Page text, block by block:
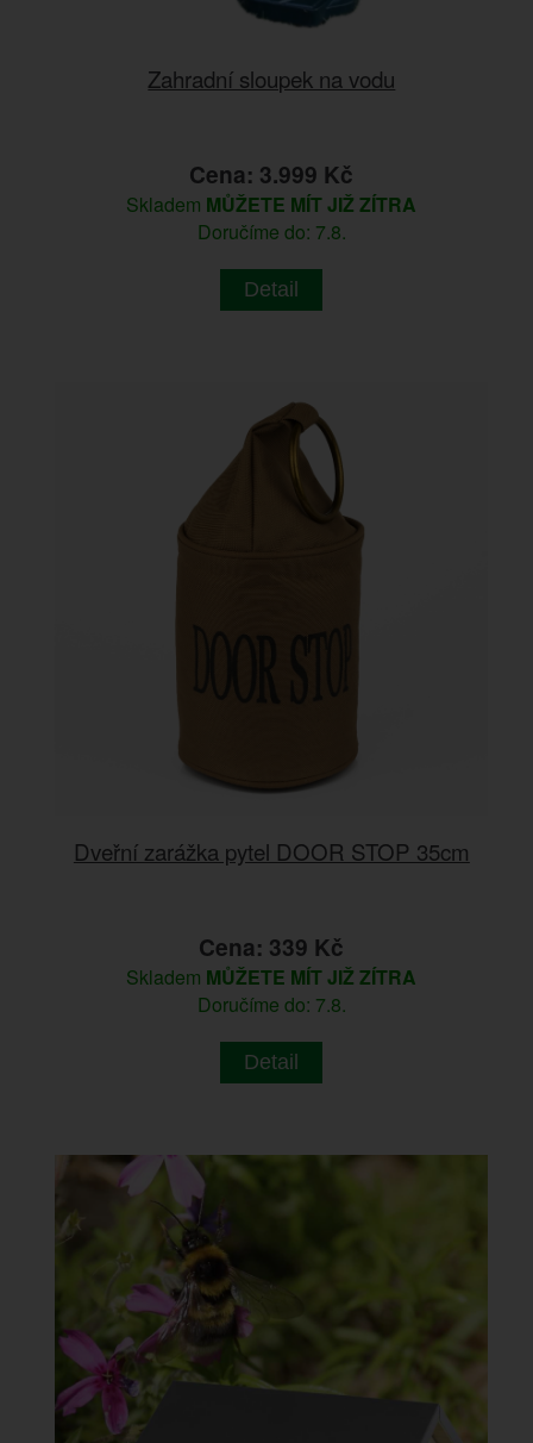
Zahradní sloupek na vodu
Cena: 3.999 Kč
Skladem MŮŽETE MÍT JIŽ ZÍTRA
Doručíme do: 7.8.
Detail
Dveřní zarážka pytel DOOR STOP 35cm
Cena: 339 Kč
Skladem MŮŽETE MÍT JIŽ ZÍTRA
Doručíme do: 7.8.
Detail